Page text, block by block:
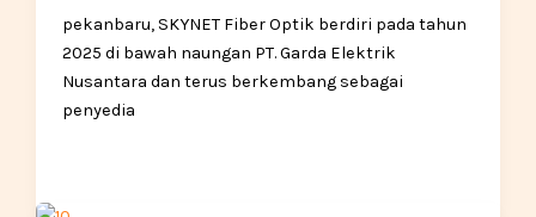
pekanbaru, SKYNET Fiber Optik berdiri pada tahun
2025 di bawah naungan PT. Garda Elektrik
Nusantara dan terus berkembang sebagai
penyedia